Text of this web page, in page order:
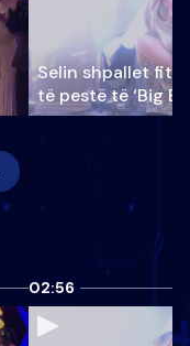
Selin shpallet
të pestë të ‘Big
02:56